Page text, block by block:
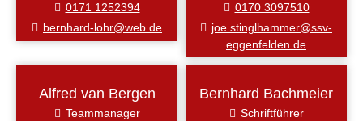
0171 1252394
bernhard-lohr@web.de
0170 3097510
joe.stinglhammer@ssv-
eggenfelden.de
Alfred van Bergen
Teammanager
Bernhard Bachmeier
Schriftführer